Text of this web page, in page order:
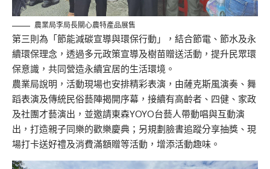
農業局李局長關心農特產品展售
第三則為「節能減碳宣導與環保行動」，結合節電、節水及永
續環保理念，透過多元政策宣導及樹苗贈送活動，提升民眾環
保意識，共同營造永續宜居的生活環境。
農業局說明，活動現場也安排精彩表演，由薩克斯風演奏、舞
蹈表演及傳統民俗藝陣揭開序幕，接續有高齡者、四健、家政
及社團才藝演出，並邀請東森YOYO台藝人帶動唱與互動演
出，打造親子同樂的歡樂慶典；另規劃臉書追蹤分享抽獎、現
場打卡送好禮及消費滿額贈等活動，增添活動趣味。